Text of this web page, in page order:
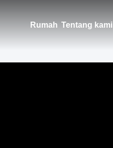
Rumah Tentang kami